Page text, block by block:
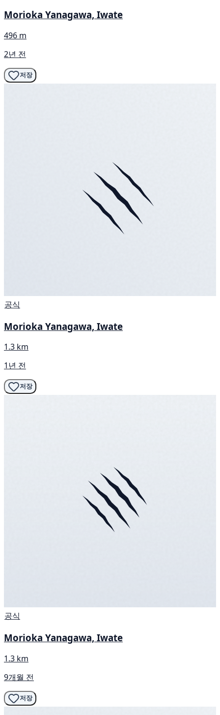
Morioka Yanagawa, Iwate
496 m
2년 전
저장
공식
Morioka Yanagawa, Iwate
1.3 km
1년 전
저장
공식
Morioka Yanagawa, Iwate
1.3 km
9개월 전
저장